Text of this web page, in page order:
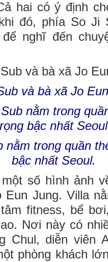
hai có ý định
đó, phía So Ji
nghĩ đến
và bà xã Jo
nằm trong quần
bậc nhất Seoul.
số hình ảnh
Jung. Villa
fitness, bể
Nơi này có
Chul, diễn viên
phòng khách